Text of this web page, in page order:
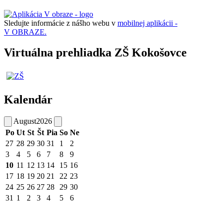
Sledujte informácie z nášho webu v mobilnej aplikácii -
V OBRAZE.
Virtuálna prehliadka ZŠ Kokošovce
Kalendár
August2026
Po Ut St Št Pia So Ne
27 28 29 30 31 1
2
3
4 5 6 7 8
9
10 11 12 13 14 15 16
17 18 19 20 21 22 23
24 25 26 27 28 29 30
31 1 2 3 4 5 6